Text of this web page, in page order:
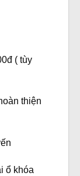
( tùy
thiện
ổ khóa